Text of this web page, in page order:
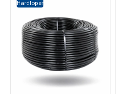
Hardloper